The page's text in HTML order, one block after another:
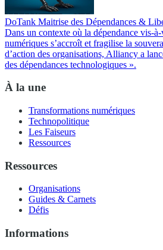
DoTank Maitrise des Dépendances &
Dans un contexte où la dépendance vis-
numériques s’accroît et fragilise la
d’action des organisations, Alliancy a
des dépendances technologiques ».
À la une
Transformations numériques
Technopolitique
Les Faiseurs
Ressources
Ressources
Organisations
Guides & Carnets
Défis
Informations